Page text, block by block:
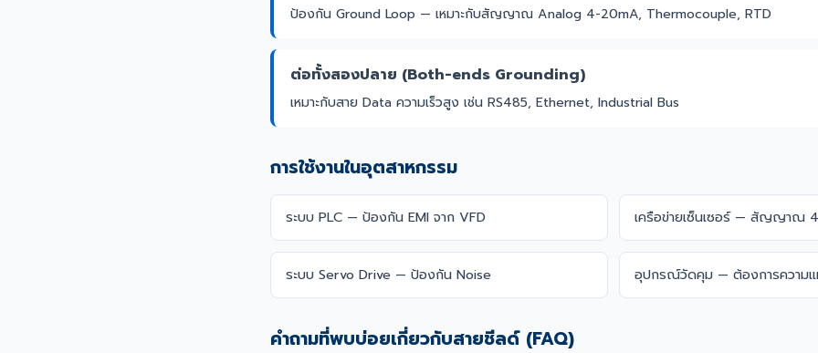
ป้องกัน Ground Loop — เหมาะกับสัญญาณ Analog 4-20mA, Thermocouple, RTD
ต่อทั้งสองปลาย (Both-ends Grounding)
เหมาะกับสาย Data ความเร็วสูง เช่น RS485, Ethernet, Industrial Bus
การใช้งานในอุตสาหกรรม
ระบบ PLC — ป้องกัน EMI จาก VFD เครือข่ายเซ็นเซอร์ — สัญญาณ
ระบบ Servo Drive — ป้องกัน Noise อุปกรณ์วัดคุม — ต้องการความ
คำถามที่พบบ่อยเกี่ยวกับสายชีลด์ (FAQ)